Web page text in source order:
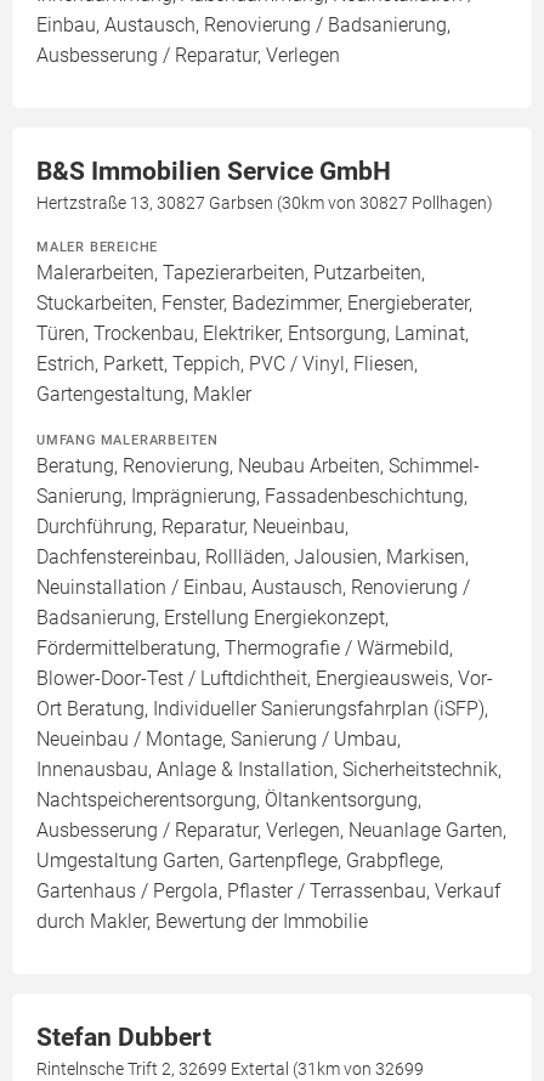
Einbau, Austausch, Renovierung / Badsanierung,
Ausbesserung / Reparatur, Verlegen
B&S Immobilien Service GmbH
Hertzstraße 13, 30827 Garbsen (30km von 30827 Pollhagen)
MALER BEREICHE
Malerarbeiten, Tapezierarbeiten, Putzarbeiten,
Stuckarbeiten, Fenster, Badezimmer, Energieberater,
Türen, Trockenbau, Elektriker, Entsorgung, Laminat,
Estrich, Parkett, Teppich, PVC / Vinyl, Fliesen,
Gartengestaltung, Makler
UMFANG MALERARBEITEN
Beratung, Renovierung, Neubau Arbeiten, Schimmel-
Sanierung, Imprägnierung, Fassadenbeschichtung,
Durchführung, Reparatur, Neueinbau,
Dachfenstereinbau, Rollläden, Jalousien, Markisen,
Neuinstallation / Einbau, Austausch, Renovierung /
Badsanierung, Erstellung Energiekonzept,
Fördermittelberatung, Thermografie / Wärmebild,
Blower-Door-Test / Luftdichtheit, Energieausweis, Vor-
Ort Beratung, Individueller Sanierungsfahrplan (iSFP),
Neueinbau / Montage, Sanierung / Umbau,
Innenausbau, Anlage & Installation, Sicherheitstechnik,
Nachtspeicherentsorgung, Öltankentsorgung,
Ausbesserung / Reparatur, Verlegen, Neuanlage Garten,
Umgestaltung Garten, Gartenpflege, Grabpflege,
Gartenhaus / Pergola, Pflaster / Terrassenbau, Verkauf
durch Makler, Bewertung der Immobilie
Stefan Dubbert
Rintelnsche Trift 2, 32699 Extertal (31km von 32699